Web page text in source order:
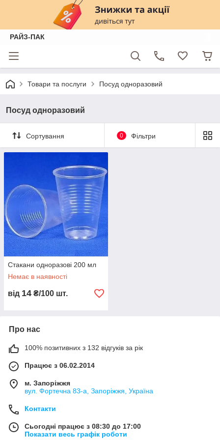
РАЙЗ-ПАК
Товари та послуги Посуд одноразовий
Посуд одноразовий
Сортування 0 Фільтри
Стакани одноразові 200 мл
Немає в наявності
від 14 ₴/100 шт.
Про нас
100% позитивних з 132 відгуків за рік
Працює з 06.02.2014
м. Запоріжжя
вул. Фортечна 83-а, Запоріжжя, Україна
Контакти
Сьогодні працює з 08:30 до 17:00
Показати весь графік роботи